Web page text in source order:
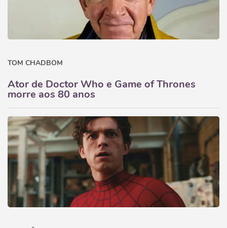
TOM CHADBOM
Ator de Doctor Who e Game of Thrones
morre aos 80 anos